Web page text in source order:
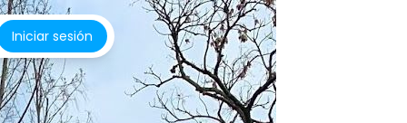
Iniciar sesión